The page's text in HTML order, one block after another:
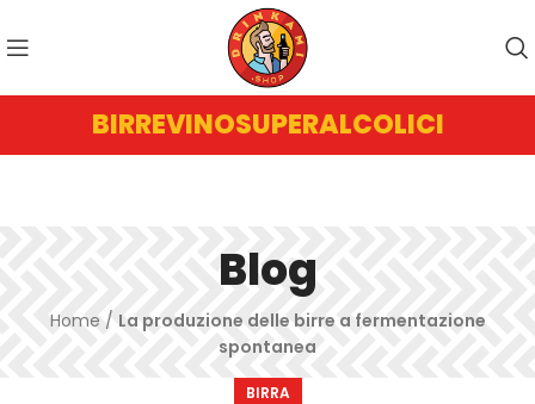
BIRREVINOSUPERALCOLICI
Blog
Home / La produzione delle birre a fermentazione
spontanea
BIRRA